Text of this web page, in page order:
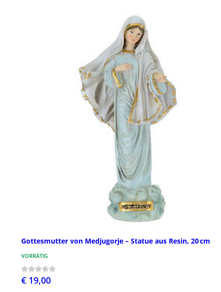
Gottesmutter von Medjugorje – Statue aus Resin, 20 cm
VORRÄTIG
€ 19,00